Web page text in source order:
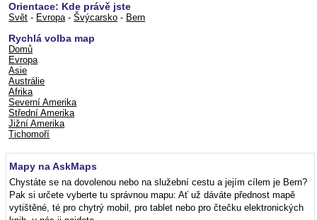
Orientace: Kde právě jste
Svět - Evropa-Švýcarsko - Bern
Rychlá volba map
Domů
Evropa
Asie
Austrálie
Afrika
Severní Amerika
Střední Amerika
Jižní Amerika
Tichomoří
Mapy na AskMaps
Chystáte se na dovolenou nebo na služební cestu a jejím cílem je Bern?
Pak si určete vyberte tu správnou mapu: Ať už dáváte přednost mapě
vytištěné, té pro chytrý mobil, pro tablet nebo pro čtečku elektronických